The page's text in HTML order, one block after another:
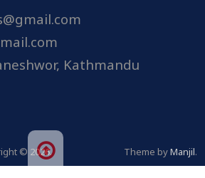
Kathmandu
© 2026. Theme byManjil.